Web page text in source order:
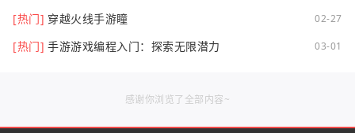
[热门] 穿越火线手游瞳 02-27
[热门] 手游游戏编程入门：探索无限潜力 03-01
感谢你浏览了全部内容~